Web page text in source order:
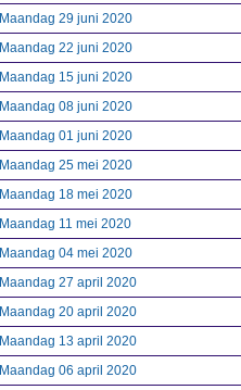
Maandag 29 juni 2020
Maandag 22 juni 2020
Maandag 15 juni 2020
Maandag 08 juni 2020
Maandag 01 juni 2020
Maandag 25 mei 2020
Maandag 18 mei 2020
Maandag 11 mei 2020
Maandag 04 mei 2020
Maandag 27 april 2020
Maandag 20 april 2020
Maandag 13 april 2020
Maandag 06 april 2020